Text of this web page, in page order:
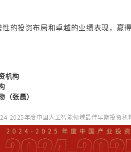
的投资布局和卓越的业绩表现，赢
机构
张晨）
2025年度中国人工智能领域最佳早期投资机